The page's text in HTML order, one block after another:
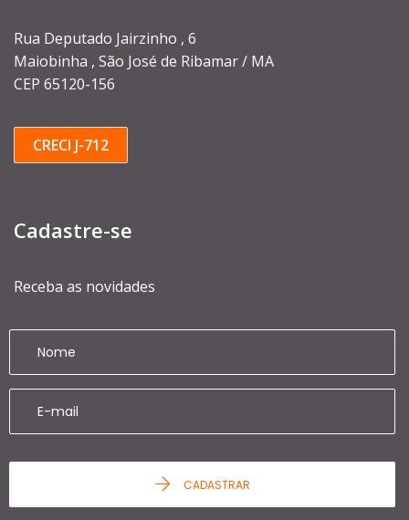
Rua Deputado Jairzinho , 6
Maiobinha , São José de Ribamar / MA
CEP 65120-156
CRECI J-712
Cadastre-se
Receba as novidades
CADASTRAR